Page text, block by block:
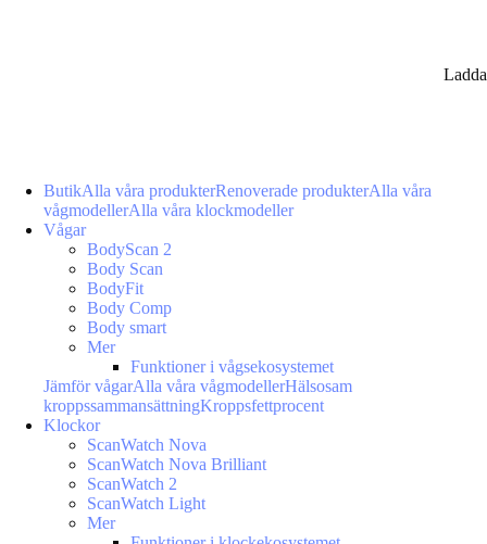
ButikAlla våra produkterRenoverade produkterAlla våra
vågmodellerAlla våra klockmodeller
Vågar
BodyScan 2
Body Scan
BodyFit
Body Comp
Body smart
Mer
Funktioner i vågsekosystemet
Jämför vågarAlla våra vågmodellerHälsosam
kroppssammansättningKroppsfettprocent
Klockor
ScanWatch Nova
ScanWatch Nova Brilliant
ScanWatch 2
ScanWatch Light
Mer